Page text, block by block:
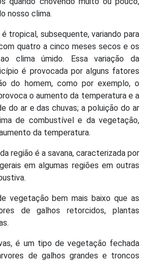
nosso clima.
tropical, subsequente, variando para
quatro a cinco meses secos e os
clima úmido. Essa variação da
é provocada por alguns fatores
do homem, como por exemplo, o
o aumento da temperatura e a
do ar e das chuvas; a poluição do ar
de combustível e da vegetação,
da temperatura.
região é a savana, caracterizada por
em algumas regiões em outras
vegetação bem mais baixo que as
de galhos retorcidos, plantas
é um tipo de vegetação fechada
de galhos grandes e troncos